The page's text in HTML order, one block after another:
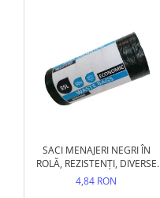
SACI MENAJERI NEGRI ÎN
ROLĂ, REZISTENȚI, DIVERSE
DIMENSIUNI
4,84 RON